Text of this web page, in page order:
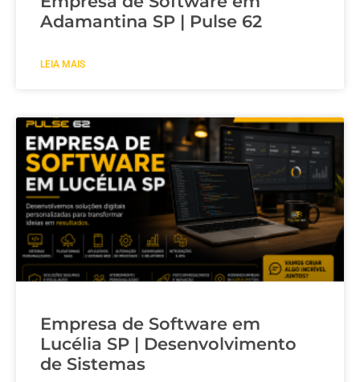
Adamantina SP | Pulse 62
LEIA MAIS
Empresa de Software em
Lucélia SP | Desenvolvimento
de Sistemas